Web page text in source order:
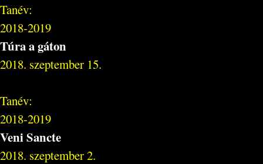
Tanév:
2018-2019
Túra a gáton
2018. szeptember 15.
Tanév:
2018-2019
Veni Sancte
2018. szeptember 2.